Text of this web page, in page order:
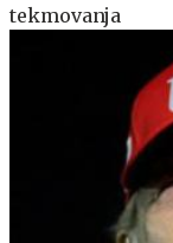
tekmovanja